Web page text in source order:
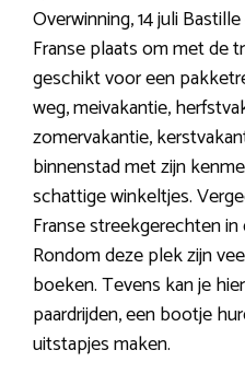
Overwinning, 14 juli
Franse plaats om met de
geschikt voor een
weg, meivakantie,
zomervakantie,
binnenstad met zijn
schattige winkeltjes.
Franse streekgerechten
Rondom deze plek zijn
boeken. Tevens kan je
paardrijden, een bootje
uitstapjes maken.